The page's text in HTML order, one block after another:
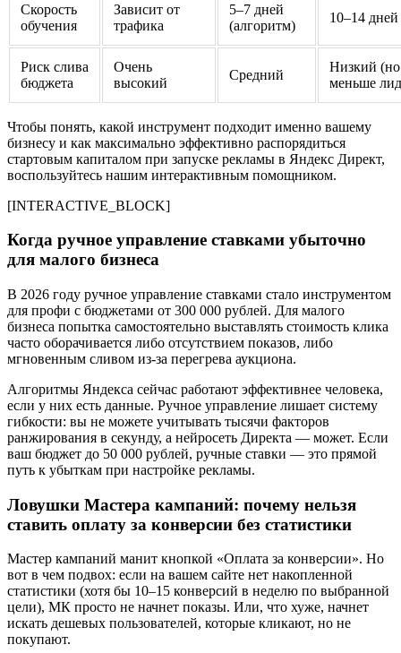
Скорость
обучения
Зависит от
трафика
5–7 дней
(алгоритм)
10–14 дней
Риск слива
бюджета
Очень
высокий
Средний
Низкий (но
меньше
Чтобы понять, какой инструмент подходит именно вашему
бизнесу и как максимально эффективно распорядиться
стартовым капиталом при запуске рекламы в Яндекс Директ,
воспользуйтесь нашим интерактивным помощником.
[INTERACTIVE_BLOCK]
Когда ручное управление ставками убыточно
для малого бизнеса
В 2026 году ручное управление ставками стало инструментом
для профи с бюджетами от 300 000 рублей. Для малого
бизнеса попытка самостоятельно выставлять стоимость клика
часто оборачивается либо отсутствием показов, либо
мгновенным сливом из-за перегрева аукциона.
Алгоритмы Яндекса сейчас работают эффективнее человека,
если у них есть данные. Ручное управление лишает систему
гибкости: вы не можете учитывать тысячи факторов
ранжирования в секунду, а нейросеть Директа — может. Если
ваш бюджет до 50 000 рублей, ручные ставки — это прямой
путь к убыткам при настройке рекламы.
Ловушки Мастера кампаний: почему нельзя
ставить оплату за конверсии без статистики
Мастер кампаний манит кнопкой «Оплата за конверсии». Но
вот в чем подвох: если на вашем сайте нет накопленной
статистики (хотя бы 10–15 конверсий в неделю по выбранной
цели), МК просто не начнет показы. Или, что хуже, начнет
искать дешевых пользователей, которые кликают, но не
покупают.